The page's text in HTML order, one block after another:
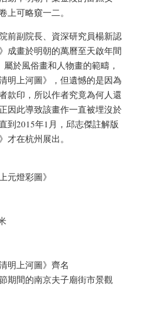
上可略窺一二。
前副院長、資深研究員楊新認
成畫於明朝的萬曆至天啟年間
屬於風俗畫和人物畫的範疇，
明上河圖》，但遺憾的是因為
款印，所以作者究竟為何人還
因此導致該畫作一直被埋沒於
到2015年1月，邱志傑註解版
才在杭州展出。
元燈彩圖》
明上河圖》齊名
期間的南京夫子廟街市景觀